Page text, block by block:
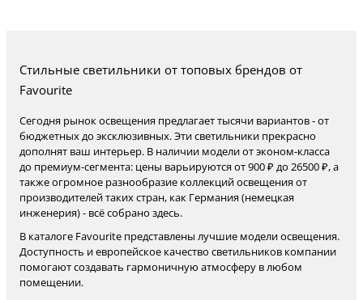
Стильные светильники от топовых брендов от
Favourite
Сегодня рынок освещения предлагает тысячи вариантов - от
бюджетных до эксклюзивных. Эти светильники прекрасно
дополнят ваш интерьер. В наличии модели от эконом-класса
до премиум-сегмента: цены варьируются от 900 ₽ до 26500 ₽, а
также огромное разнообразие коллекций освещения от
производителей таких стран, как Германия (немецкая
инженерия) - всё собрано здесь.
В каталоге Favourite представлены лучшие модели освещения.
Доступность и европейское качество светильников компании
помогают создавать гармоничную атмосферу в любом
помещении.